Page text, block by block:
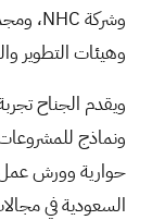
وشركة NHC،
وهيئات التطوير
ويقدم الجناح
ونماذج
حوارية وورش
السعودية في